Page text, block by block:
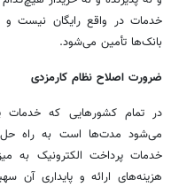
خدمات در واقع رایگان نیست و
بانک‌ها تأمین می‌شود.
ضرورت اصلاح نظام کارمزدی
در تمام کشورهایی که خدمات
می‌شود مدت‌ها است به راه حل
خدمات پرداخت الکترونیک به
هزینه‌های ارائه و پایداری آن